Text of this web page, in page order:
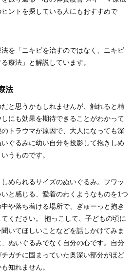
ントを探している人にもおすすめで
を「ニキビを治すのではなく、ニキビ
療法」と解説しています。
法
と思うかもしれませんが、触れると精
にも効果を期待できることがわかって
トラウマが原因で、大人になっても深
ぐるみに幼い自分を投影して抱きしめ
うものです。
められるサイズのぬいぐるみ。フワッ
と感じる、愛着のわくようなものを1つ
や落ち着ける場所で、ぎゅーっと抱き
ください。 抱っこして、子どもの頃に
いてほしいことなどを話しかけてみま
ぬいぐるみでなく自分の心です。自分
ガチに固まっていた奥深い部分がほど
知れません。